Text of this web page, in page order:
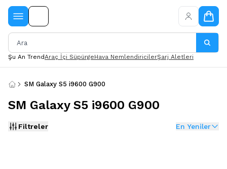
Şu An TrendAraç İçi SüpürgeHava NemlendiricilerŞarj Aletleri
SM Galaxy S5 i9600 G900
SM Galaxy S5 i9600 G900
Filtreler En Yeniler